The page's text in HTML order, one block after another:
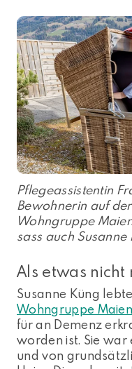
Pflegeassistentin
Bewohnerin auf
Wohngruppe
sass auch Susanne
Als etwas
Susanne Küng
Wohngruppe
für an Demenz
worden ist. Sie war
und von